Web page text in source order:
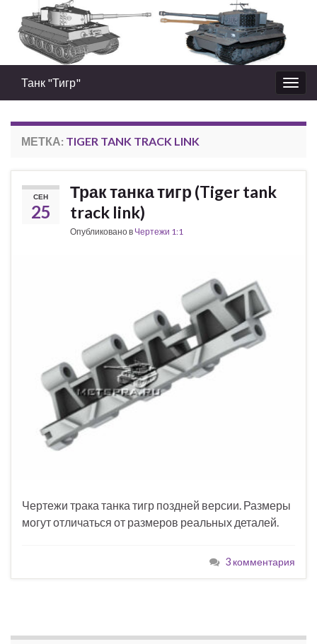
Вкл/
выкл
Танк "Тигр"
МЕТКА: TIGER TANK TRACK LINK
СЕН
25
Трак танка тигр (Tiger tank
track link)
Опубликовано в Чертежи 1:1
Чертежи трака танка тигр поздней версии. Размеры
могут отличаться от размеров реальных деталей.
3 комментария